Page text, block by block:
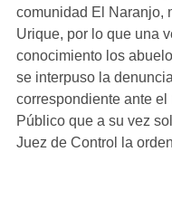
comunidad El Naranjo,
Urique, por lo que una
conocimiento los
se interpuso la
correspondiente ante el
Público que a su vez
Juez de Control la